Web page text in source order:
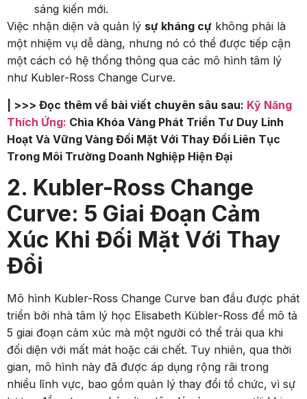
sáng kiến mới.
Việc nhận diện và quản lý sự kháng cự không phải là
một nhiệm vụ dễ dàng, nhưng nó có thể được tiếp cận
một cách có hệ thống thông qua các mô hình tâm lý
như Kubler-Ross Change Curve.
| >>> Đọc thêm về bài viết chuyên sâu sau: Kỹ Năng
Thích Ứng: Chìa Khóa Vàng Phát Triển Tư Duy Linh
Hoạt Và Vững Vàng Đối Mặt Với Thay Đổi Liên Tục
Trong Môi Trường Doanh Nghiệp Hiện Đại
2. Kubler-Ross Change
Curve: 5 Giai Đoạn Cảm
Xúc Khi Đối Mặt Với Thay
Đổi
Mô hình Kubler-Ross Change Curve ban đầu được phát
triển bởi nhà tâm lý học Elisabeth Kübler-Ross để mô tả
5 giai đoạn cảm xúc mà một người có thể trải qua khi
đối diện với mất mát hoặc cái chết. Tuy nhiên, qua thời
gian, mô hình này đã được áp dụng rộng rãi trong
nhiều lĩnh vực, bao gồm quản lý thay đổi tổ chức, vì sự